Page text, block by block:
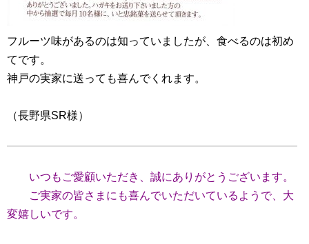
フルーツ味があるのは知っていましたが、食べるのは初め
てです。
神戸の実家に送っても喜んでくれます。
（長野県SR様）
いつもご愛顧いただき、誠にありがとうございます。
ご実家の皆さまにも喜んでいただいているようで、大
変嬉しいです。